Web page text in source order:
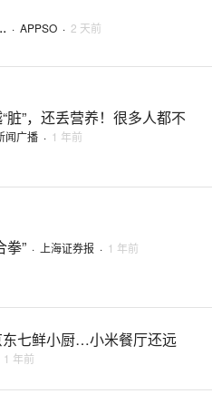
· APPSO · 2 天前
脏”，还丢营养！很多人都不
闻广播 · 1 年前
拳” · 上海证券报 · 1 年前
七鲜小厨…小米餐厅还远
1 年前